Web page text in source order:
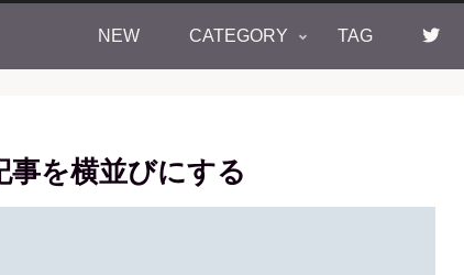
NEW CATEGORY TAG
事を横並びにする